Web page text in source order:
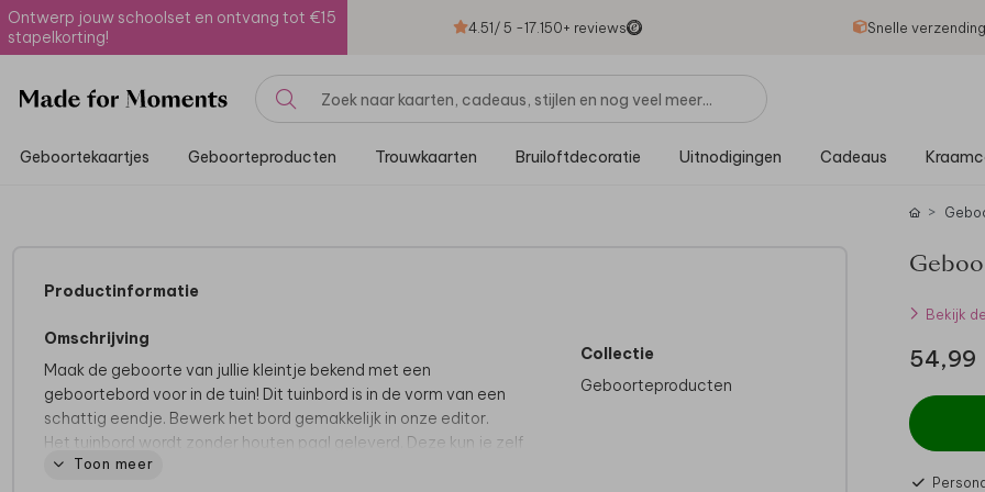
Ontwerp jouw schoolset en ontvang tot €15
stapelkorting!
4.51/ 5 -17.150+ reviews Snelle
Geboortekaartjes Geboorteproducten Trouwkaarten Bruiloftdecoratie Uitnodigingen Cadeaus
Productinformatie
Omschrijving
Maak de geboorte van jullie kleintje bekend met een
geboortebord voor in de tuin! Dit tuinbord is in de vorm van een
schattig eendje. Bewerk het bord gemakkelijk in onze editor.
Het tuinbord wordt zonder houten paal geleverd. Deze kun je zelf
bij de plaatselijke bouwmarkt verkrijgen en aan het bord
Toon meer
Collectie
Geboorteproducten
Bekijk
54,99